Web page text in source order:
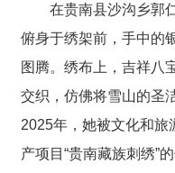
在贵南县沙沟乡郭
俯身于绣架前，手中的
图腾。绣布上， 吉祥八
交织，仿佛将雪山的圣
2025年，她被文化和旅
产项目“贵南藏族刺绣”